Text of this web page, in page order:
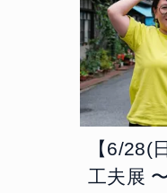
【6/28(
工夫展